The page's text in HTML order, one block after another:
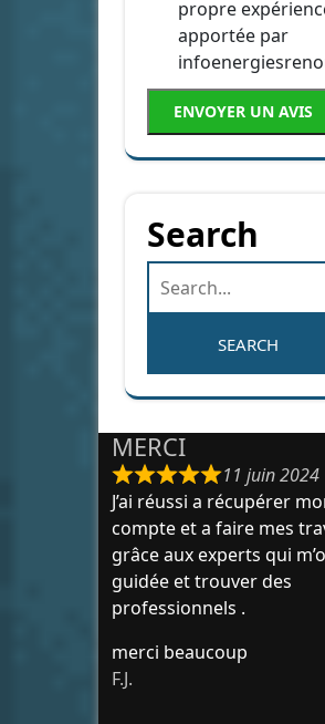
propre
apportée par
ENVOYER UN AVIS
Search
MERCI
11 juin 2024
J’ai réussi a récupérer
compte et a faire mes
grâce aux experts qui
guidée et trouver des
professionnels .
merci beaucoup
F.J.